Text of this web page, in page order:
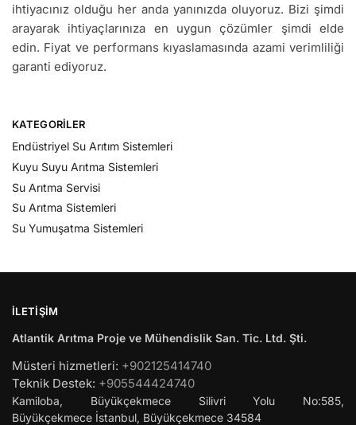
ihtiyacınız olduğu her anda yanınızda oluyoruz. Bizi şimdi
arayarak ihtiyaçlarınıza en uygun çözümler şimdi elde
edin. Fiyat ve performans kıyaslamasında azami verimliliği
garanti ediyoruz.
KATEGORILER
Endüstriyel Su Arıtım Sistemleri
Kuyu Suyu Arıtma Sistemleri
Su Arıtma Servisi
Su Arıtma Sistemleri
Su Yumuşatma Sistemleri
İLETIŞIM
Atlantik Arıtma Proje ve Mühendislik San. Tic. Ltd. Şti.
Müsteri hizmetleri: +902125414740
Teknik Destek: +905544424740
Kamiloba, Büyükçekmece Silivri Yolu No:585,
Büyükçekmece İstanbul, Büyükçekmece 34584